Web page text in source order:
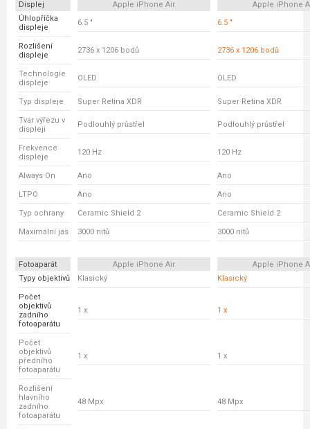
Displej Apple iPhone Air
Apple iPhone
Úhlopříčka
displeje
6.5 " 6.5 "
Rozlišení
displeje
2736 x 1206 bodů 2736 x 1206 bodů
Technologie
displeje
OLED OLED
Typ displeje Super Retina XDR Super Retina XDR
Tvar výřezu v
displeji
Podlouhlý průstřel Podlouhlý průstřel
Frekvence
displeje
120 Hz 120 Hz
Always On Ano Ano
LTPO Ano Ano
Typ ochrany Ceramic Shield 2 Ceramic Shield 2
Maximální jas 3000 nitů 3000 nitů
Fotoaparát Apple iPhone Air
Apple iPhone
Typy objektivů
Klasický Klasický
Počet
objektivů
zadního
fotoaparátu
1 x 1 x
Počet
objektivů
předního
fotoaparátu
1 x 1 x
Rozlišení
hlavního
zadního
fotoaparátu
48 Mpx 48 Mpx